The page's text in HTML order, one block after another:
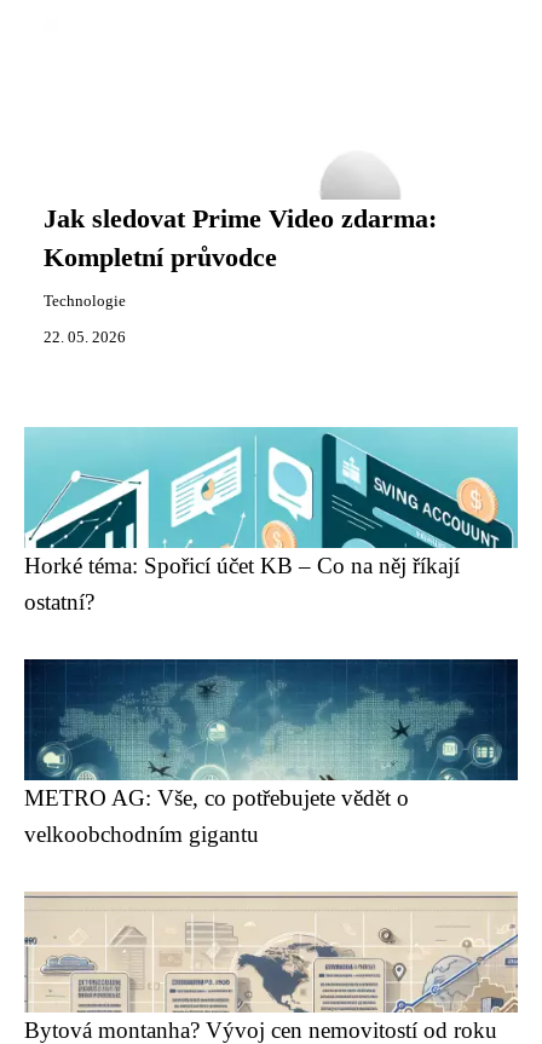
Jak sledovat Prime Video zdarma:
Kompletní průvodce
Technologie
22. 05. 2026
Horké téma: Spořicí účet KB – Co na něj říkají
ostatní?
METRO AG: Vše, co potřebujete vědět o
velkoobchodním gigantu
Bytová montanha? Vývoj cen nemovitostí od roku